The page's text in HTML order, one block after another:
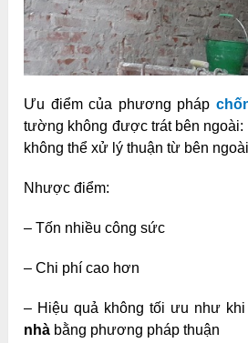
Ưu điểm của phương pháp
tường không được trát bên ngoài:
không thể xử lý thuận từ bên
Nhược điểm:
– Tốn nhiều công sức
– Chi phí cao hơn
– Hiệu quả không tối ưu như khi
nhà bằng phương pháp thuận